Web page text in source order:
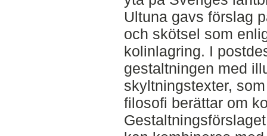
Ultuna gavs förslag
och skötsel som
kolinlagring. I
gestaltningen med
skyltningstexter,
filosofi berättar om